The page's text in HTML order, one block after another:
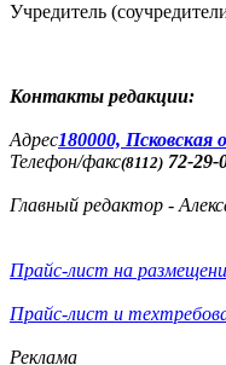
Учредитель
Контакты редакции:
Адреc180000, Псковская
Телефон/факс(8112) 72-29-
Главный редактор -
Прайс-лист на
Прайс-лист и
Реклама